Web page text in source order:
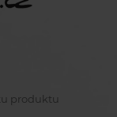
produktu